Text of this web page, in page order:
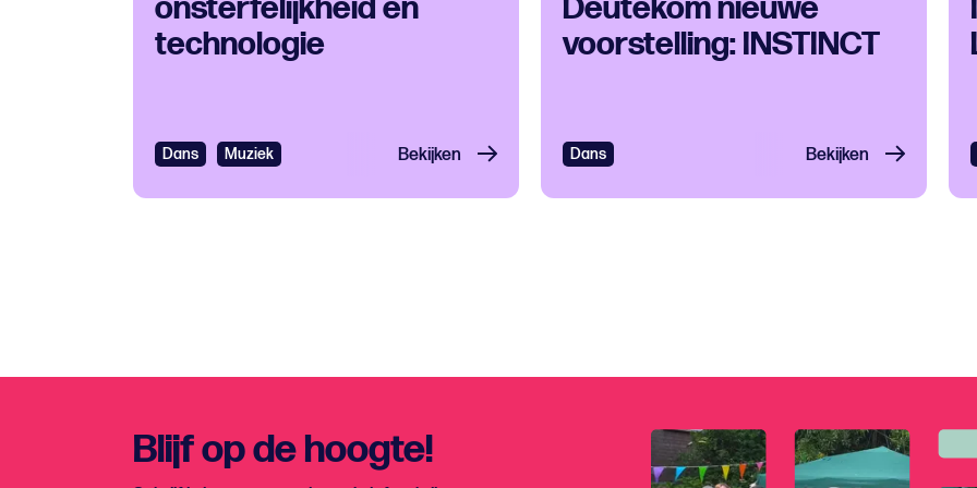
onsterfelijkheid en
technologie
Dans Muziek Bekijken
Deutekom nieuwe
voorstelling: INSTINCT
Dans Bekijken
Blijf op de hoogte!